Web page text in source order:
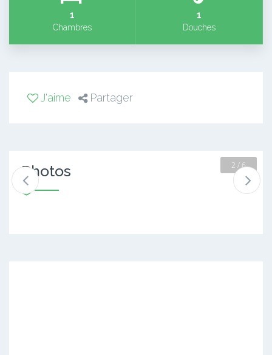
1
Chambres
1
Douches
J'aime Partager
Photos 2 / 6